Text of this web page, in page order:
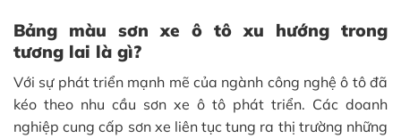
Bảng màu sơn xe ô tô xu hướng trong
tương lai là gì?
Với sự phát triển mạnh mẽ của ngành công nghệ ô tô đã
kéo theo nhu cầu sơn xe ô tô phát triển. Các doanh
nghiệp cung cấp sơn xe liên tục tung ra thị trường những